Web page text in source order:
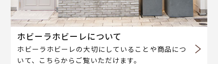
ホビーラホビーレについて
ホビーラホビーレの大切にしていることや商品につ
いて、こちらからご覧いただけます。